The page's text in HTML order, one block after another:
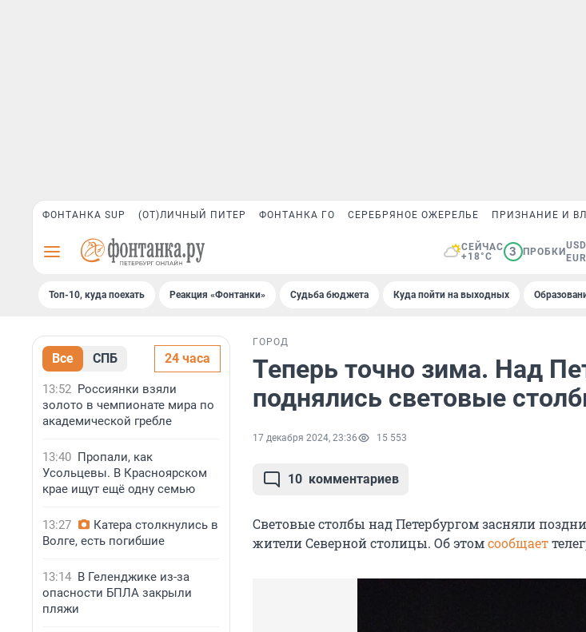
ФОНТАНКА SUP (ОТ)ЛИЧНЫЙ ПИТЕР ФОНТАНКА ГО СЕРЕБРЯНОЕ ОЖЕРЕЛЬЕ ПРИЗНАНИЕ И
СЕЙЧАС
+18°C
3 ПРОБКИ
Топ-10, куда поехать Реакция «Фонтанки» Судьба бюджета Куда пойти на выходных
Все СПБ 24 часа
13:52 Россиянки взяли
золото в чемпионате мира по
академической гребле
13:40 Пропали, как
Усольцевы. В Красноярском
крае ищут ещё одну семью
13:27
Катера столкнулись в
Волге, есть погибшие
13:14 В Геленджике из-за
опасности БПЛА закрыли
пляжи
ГОРОД
Теперь точно зима. Над
поднялись световые
17 декабря 2024, 23:36 15 553
10 комментариев
Световые столбы над Петербургом засняли
жители Северной столицы. Об этомсообщает